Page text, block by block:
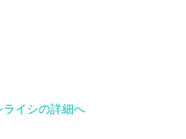
イシの詳細へ